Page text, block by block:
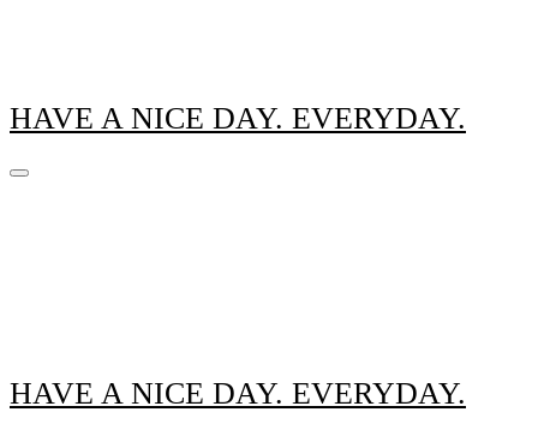
HAVE A NICE DAY. EVERYDAY.
HAVE A NICE DAY. EVERYDAY.